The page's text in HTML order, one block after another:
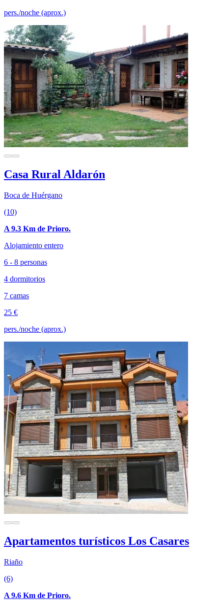
pers./noche (aprox.)
Casa Rural Aldarón
Boca de Huérgano
(10)
A 9.3 Km de Prioro.
Alojamiento entero
6 - 8 personas
4 dormitorios
7 camas
25 €
pers./noche (aprox.)
Apartamentos turísticos Los Casares
Riaño
(6)
A 9.6 Km de Prioro.